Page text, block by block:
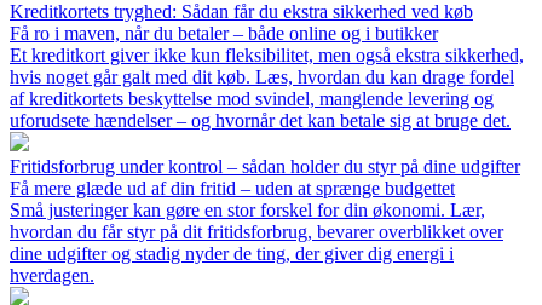
Kreditkortets tryghed: Sådan får du ekstra sikkerhed ved køb
Få ro i maven, når du betaler – både online og i butikker
Et kreditkort giver ikke kun fleksibilitet, men også ekstra sikkerhed,
hvis noget går galt med dit køb. Læs, hvordan du kan drage fordel
af kreditkortets beskyttelse mod svindel, manglende levering og
uforudsete hændelser – og hvornår det kan betale sig at bruge det.
Fritidsforbrug under kontrol – sådan holder du styr på dine udgifter
Få mere glæde ud af din fritid – uden at sprænge budgettet
Små justeringer kan gøre en stor forskel for din økonomi. Lær,
hvordan du får styr på dit fritidsforbrug, bevarer overblikket over
dine udgifter og stadig nyder de ting, der giver dig energi i
hverdagen.